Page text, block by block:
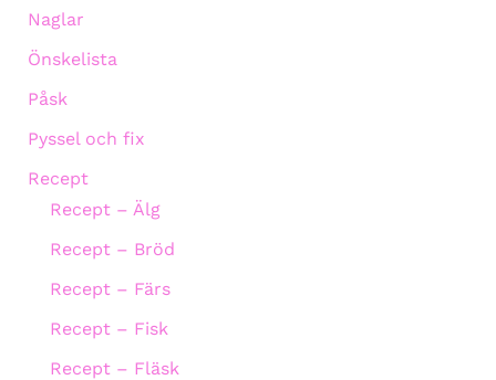
Naglar
Önskelista
Påsk
Pyssel och fix
Recept
Recept – Älg
Recept – Bröd
Recept – Färs
Recept – Fisk
Recept – Fläsk